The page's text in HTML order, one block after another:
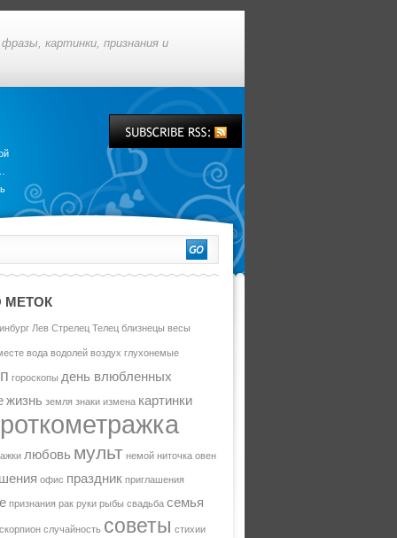
картинки, признания и
МЕТОК
Лев Стрелец Телец близнецы весы
вода водолей воздух глухонемые
гороскопы день влюбленных
жизнь земля знаки измена картинки
любовь мульт немой ниточка овен
офис праздник приглашения
признания рак руки рыбы свадьба семья
скорпион случайность советы стихии